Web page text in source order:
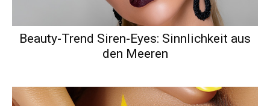
Beauty-Trend Siren-Eyes: Sinnlichkeit aus
den Meeren